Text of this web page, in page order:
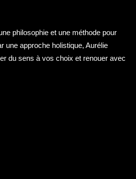
philosophie et une méthode pour
une approche holistique, Aurélie
du sens à vos choix et renouer avec